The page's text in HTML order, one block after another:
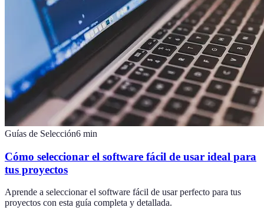
Guías de Selección6 min
Cómo seleccionar el software fácil de usar ideal para
tus proyectos
Aprende a seleccionar el software fácil de usar perfecto para tus
proyectos con esta guía completa y detallada.